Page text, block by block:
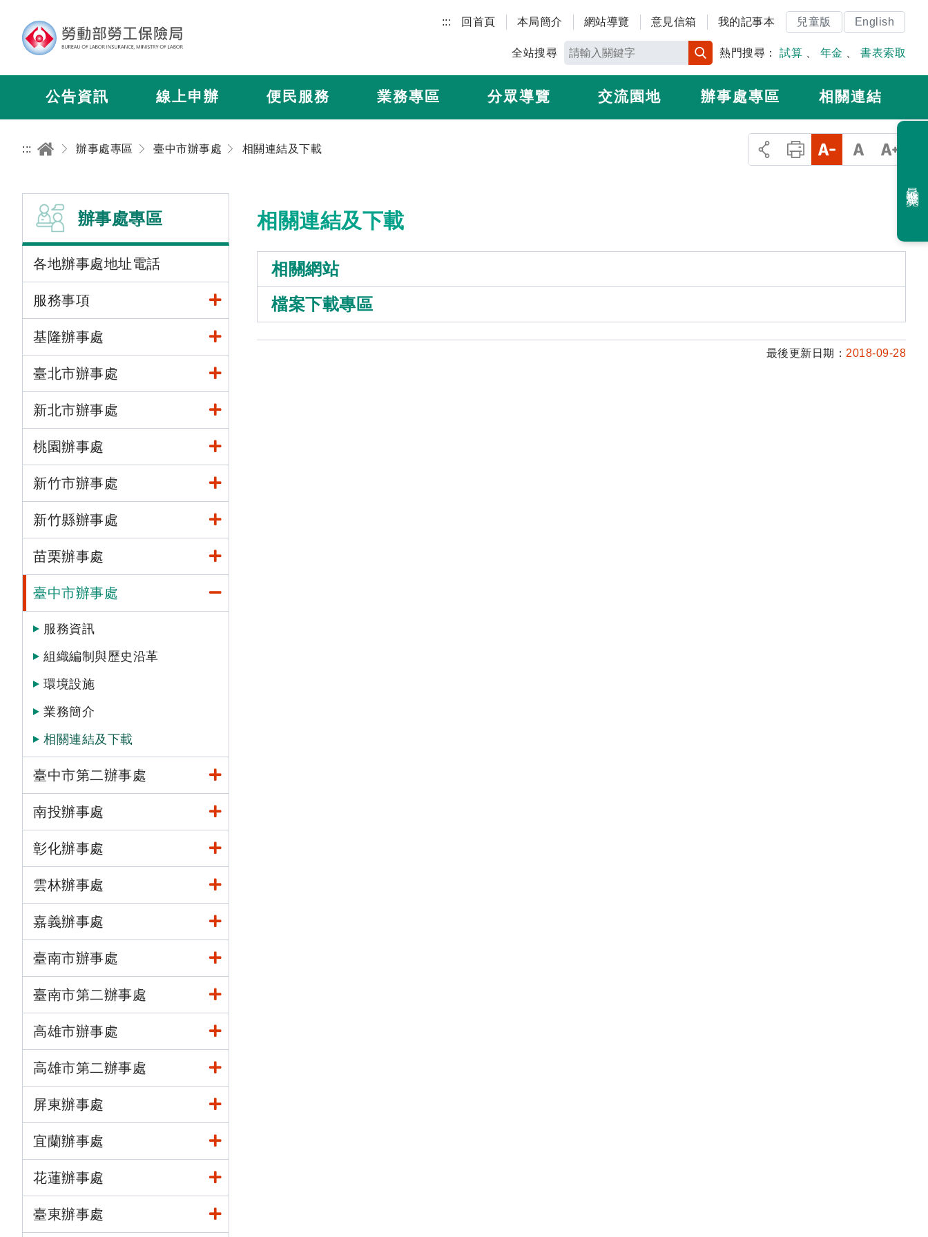
::: 回首頁 本局簡介 網站導覽 意見信箱 我的記事本 兒童版 English
全站搜尋 熱門搜尋： 試算 年金 書表索取
公告資訊 線上申辦 便民服務 業務專區 分眾導覽 交流園地 辦事處專區 相關連結
::: 辦事處專區 臺中市辦事處 相關連結及下載
辦事處專區
各地辦事處地址電話
服務事項
基隆辦事處
臺北市辦事處
新北市辦事處
桃園辦事處
新竹市辦事處
新竹縣辦事處
苗栗辦事處
臺中市辦事處
服務資訊
組織編制與歷史沿革
環境設施
業務簡介
相關連結及下載
臺中市第二辦事處
南投辦事處
彰化辦事處
雲林辦事處
嘉義辦事處
臺南市辦事處
臺南市第二辦事處
高雄市辦事處
高雄市第二辦事處
屏東辦事處
宜蘭辦事處
花蓮辦事處
臺東辦事處
相關連結及下載
相關網站
檔案下載專區
最後更新日期： 2018-09-28